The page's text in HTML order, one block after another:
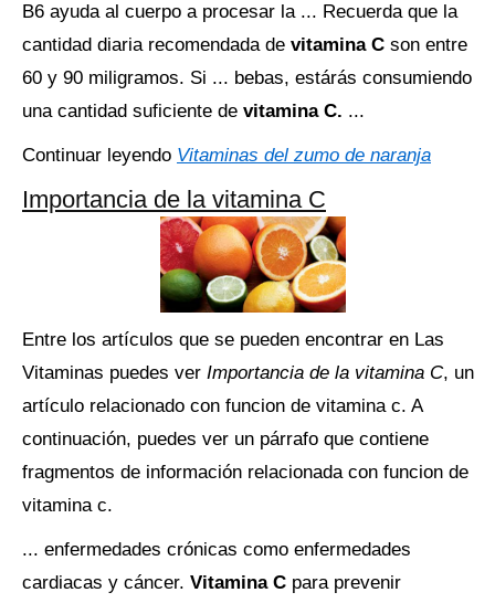
B6 ayuda al cuerpo a procesar la ... Recuerda que la
cantidad diaria recomendada de vitamina C son entre
60 y 90 miligramos. Si ... bebas, estárás consumiendo
una cantidad suficiente de vitamina C. ...
Continuar leyendo Vitaminas del zumo de naranja
Importancia de la vitamina C
Entre los artículos que se pueden encontrar en Las
Vitaminas puedes ver Importancia de la vitamina C, un
artículo relacionado con funcion de vitamina c. A
continuación, puedes ver un párrafo que contiene
fragmentos de información relacionada con funcion de
vitamina c.
... enfermedades crónicas como enfermedades
cardiacas y cáncer. Vitamina C para prevenir